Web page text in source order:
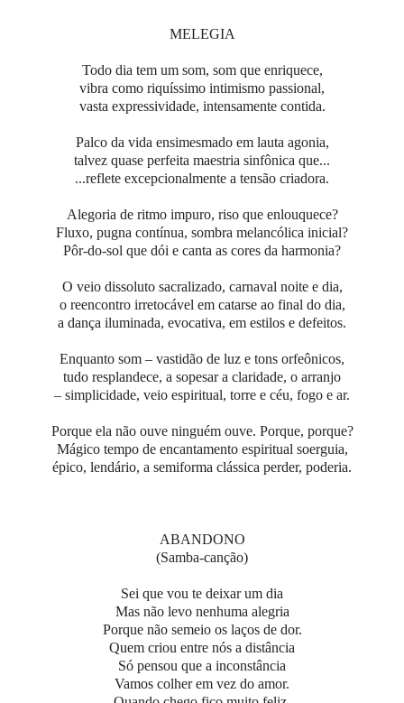
MELEGIA
Todo dia tem um som, som que enriquece,
vibra como riquíssimo intimismo passional,
vasta expressividade, intensamente contida.
Palco da vida ensimesmado em lauta agonia,
talvez quase perfeita maestria sinfônica que...
...reflete excepcionalmente a tensão criadora.
Alegoria de ritmo impuro, riso que enlouquece?
Fluxo, pugna contínua, sombra melancólica inicial?
Pôr-do-sol que dói e canta as cores da harmonia?
O veio dissoluto sacralizado, carnaval noite e dia,
o reencontro irretocável em catarse ao final do dia,
a dança iluminada, evocativa, em estilos e defeitos.
Enquanto som – vastidão de luz e tons orfeônicos,
tudo resplandece, a sopesar a claridade, o arranjo
– simplicidade, veio espiritual, torre e céu, fogo e ar.
Porque ela não ouve ninguém ouve. Porque, porque?
Mágico tempo de encantamento espiritual soerguia,
épico, lendário, a semiforma clássica perder, poderia.
ABANDONO
(Samba-canção)
Sei que vou te deixar um dia
Mas não levo nenhuma alegria
Porque não semeio os laços de dor.
Quem criou entre nós a distância
Só pensou que a inconstância
Vamos colher em vez do amor.